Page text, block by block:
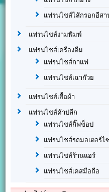
แฟรนไชส์ไส้กรอกอีสา
แฟรนไชส์งามพิมพ์
แฟรนไชส์เครื่องดื่ม
แฟรนไชส์กาแฟ
แฟรนไชส์เฉาก๊วย
แฟรนไชส์เสื้อผ้า
แฟรนไชส์ค้าปลีก
แฟรนไชส์กิ๊ฟช็อป
แฟรนไชส์รถมอเตอร์ไ
แฟรนไชส์ร้านแอร์
แฟรนไชส์เคสมือถือ